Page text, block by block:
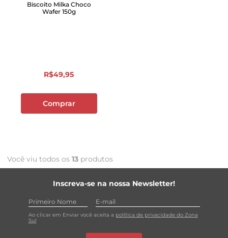
Biscoito Milka Choco
Wafer 150g
R$49,95
Comprar
Você viu todos os 13 produtos
Inscreva-se na nossa Newsletter!
Ao clicar em Enviar você aceita a política de privacidade do Zona
Sul